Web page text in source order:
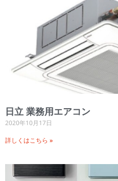
日立 業務用エアコン
2020年10月17日
詳しくはこちら »